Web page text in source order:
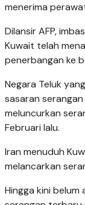
menerima
Dilansir AFP,
Kuwait telah
penerbangan ke
Negara Teluk
sasaran
meluncurkan
Februari lalu.
Iran menuduh
melancarkan
Hingga kini